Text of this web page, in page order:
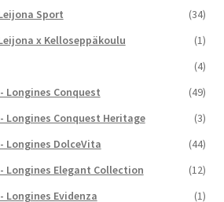
Sport
(34)
x Kelloseppäkoulu
(1)
(4)
Longines Conquest
(49)
Longines Conquest Heritage
(3)
Longines DolceVita
(44)
Longines Elegant Collection
(12)
Longines Evidenza
(1)